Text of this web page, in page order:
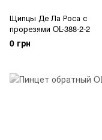
Щипцы Де Ла Роса с
прорезями OL-388-2-2
0 грн